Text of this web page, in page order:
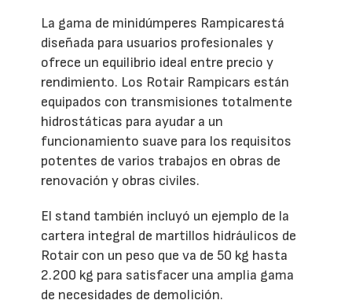
La gama de minidúmperes Rampicarestá
diseñada para usuarios profesionales y
ofrece un equilibrio ideal entre precio y
rendimiento. Los Rotair Rampicars están
equipados con transmisiones totalmente
hidrostáticas para ayudar a un
funcionamiento suave para los requisitos
potentes de varios trabajos en obras de
renovación y obras civiles.
El stand también incluyó un ejemplo de la
cartera integral de martillos hidráulicos de
Rotair con un peso que va de 50 kg hasta
2.200 kg para satisfacer una amplia gama
de necesidades de demolición.